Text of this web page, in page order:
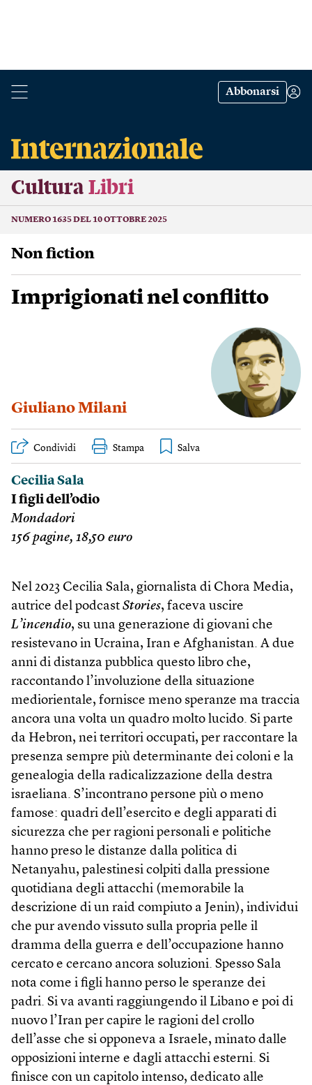
Abbonarsi
Cultura Libri
NUMERO 1635 DEL 10 OTTOBRE 2025
Non fiction
Imprigionati nel conflitto
Giuliano Milani
Condividi Stampa
Cecilia Sala
I figli dell’odio
Mondadori
156 pagine, 18,50 euro
Nel 2023 Cecilia Sala, giornalista di Chora Media,
autrice del podcast Stories, faceva uscire
L’incendio, su una generazione di giovani che
resistevano in Ucraina, Iran e Afghanistan. A due
anni di distanza pubblica questo libro che,
raccontando l’involuzione della situazione
mediorientale, fornisce meno speranze ma traccia
ancora una volta un quadro molto lucido. Si parte
da Hebron, nei territori occupati, per raccontare la
presenza sempre più determinante dei coloni e la
genealogia della radicalizzazione della destra
israeliana. S’incontrano persone più o meno
famose: quadri dell’esercito e degli apparati di
sicurezza che per ragioni personali e politiche
hanno preso le distanze dalla politica di
Netanyahu, palestinesi colpiti dalla pressione
quotidiana degli attacchi (memorabile la
descrizione di un raid compiuto a Jenin), individui
che pur avendo vissuto sulla propria pelle il
dramma della guerra e dell’occupazione hanno
cercato e cercano ancora soluzioni. Spesso Sala
nota come i figli hanno perso le speranze dei
padri. Si va avanti raggiungendo il Libano e poi di
nuovo l’Iran per capire le ragioni del crollo
dell’asse che si opponeva a Israele, minato dalle
opposizioni interne e dagli attacchi esterni. Si
finisce con un capitolo intenso, dedicato alle